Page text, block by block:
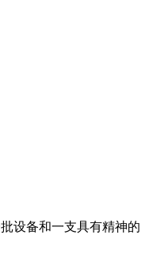
设备和一支具有精神的